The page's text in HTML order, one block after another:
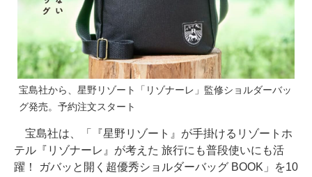
宝島社から、星野リゾート「リゾナーレ」監修ショルダーバッ
グ発売。予約注文スタート
宝島社は、「『星野リゾート』が手掛けるリゾートホ
テル『リゾナーレ』が考えた 旅行にも普段使いにも活
躍！ ガバッと開く超優秀ショルダーバッグ BOOK」を10